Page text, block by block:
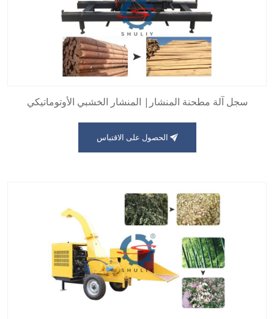
سجل آلة مطحنة المنشار| المنشار الخشبي الأوتوماتيكي
الحصول على الاقتباس